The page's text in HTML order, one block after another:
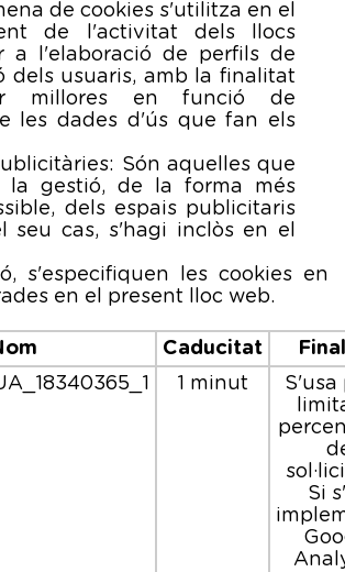
de cookies s'utilitza en el
de l'activitat dels llocs
a l'elaboració de perfils de
dels usuaris, amb la finalitat
millores en funció de
les dades d'ús que fan els
Són aquelles que
la gestió, de la forma més
dels espais publicitaris
seu cas, s'hagi inclòs en el
s'especifiquen les cookies en
en el present lloc web.
Caducitat
1 minut
S'usa
Si